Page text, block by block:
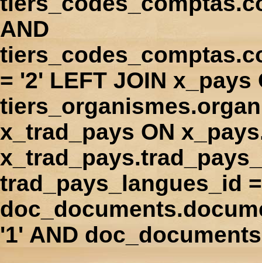
AND
= '2' LEFT JOIN
x_trad_pays ON
trad_pays_langues_id
'1' AND